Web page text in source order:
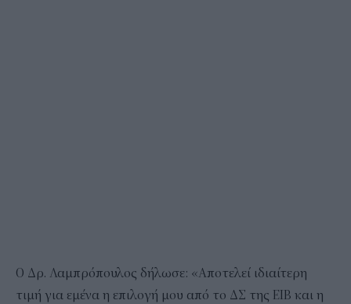
Ο Δρ. Λαμπρόπουλος δήλωσε: «Αποτελεί ιδιαίτερη
τιμή για εμένα η επιλογή μου από το ΔΣ της ΕΙΒ και η